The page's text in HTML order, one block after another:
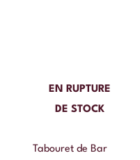
EN RUPTURE
DE STOCK
Tabouret de Bar